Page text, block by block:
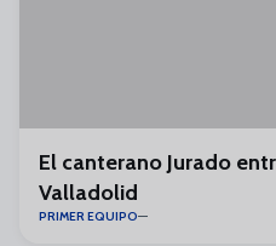
El canterano Jurado
Valladolid
PRIMER EQUIPO